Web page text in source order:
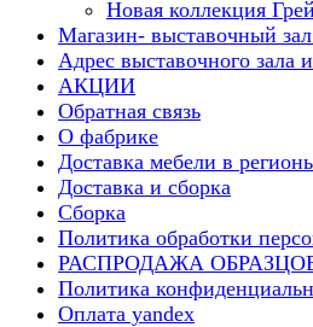
Новая коллекция
Магазин- выставочный
Адрес выставочного зала
АКЦИИ
Обратная связь
О фабрике
Доставка мебели в
Доставка и сборка
Сборка
Политика обработки
РАСПРОДАЖА
Политика
Оплата yandex